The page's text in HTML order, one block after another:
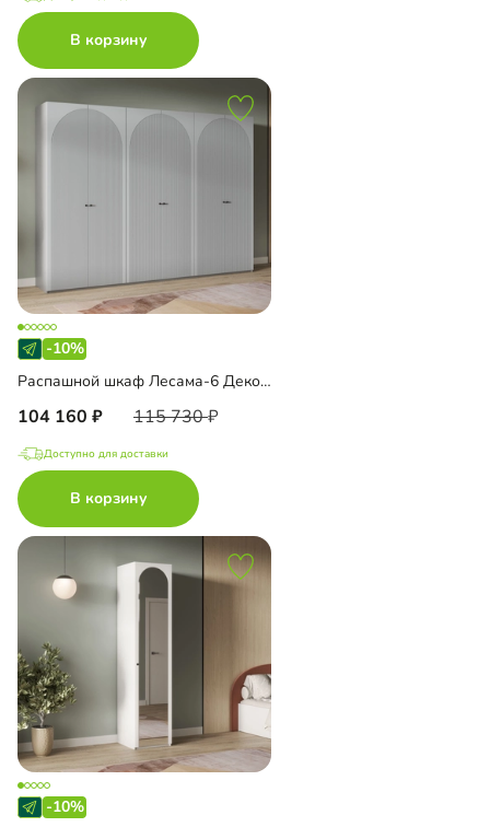
В корзину
-10%
Распашной шкаф Лесама-6 Декор 4
104 160 115 730
Доступно для доставки
В корзину
-10%